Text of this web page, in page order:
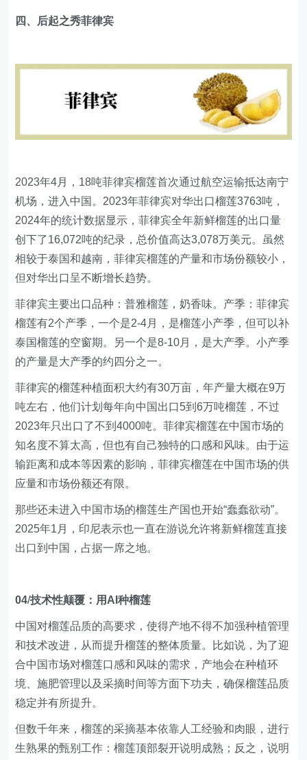
四、后起之秀菲律宾
2023年4月，18吨菲律宾榴莲首次通过航空运输抵达南宁
机场，进入中国。2023年菲律宾对华出口榴莲3763吨，
2024年的统计数据显示，菲律宾全年新鲜榴莲的出口量
创下了16,072吨的纪录，总价值高达3,078万美元。虽然
相较于泰国和越南，菲律宾榴莲的产量和市场份额较小，
但对华出口呈不断增长趋势。
菲律宾主要出口品种：普雅榴莲，奶香味。产季：菲律宾
榴莲有2个产季，一个是2-4月，是榴莲小产季，但可以补
泰国榴莲的空窗期。另一个是8-10月，是大产季。小产季
的产量是大产季的约四分之一。
菲律宾的榴莲种植面积大约有30万亩，年产量大概在9万
吨左右，他们计划每年向中国出口5到6万吨榴莲，不过
2023年只出口了不到4000吨。菲律宾榴莲在中国市场的
知名度不算太高，但也有自己独特的口感和风味。由于运
输距离和成本等因素的影响，菲律宾榴莲在中国市场的供
应量和市场份额还有限。
那些还未进入中国市场的榴莲生产国也开始“蠢蠢欲动”。
2025年1月，印尼表示也一直在游说允许将新鲜榴莲直接
出口到中国，占据一席之地。
04/技术性颠覆：用AI种榴莲
中国对榴莲品质的高要求，使得产地不得不加强种植管理
和技术改进，从而提升榴莲的整体质量。比如说，为了迎
合中国市场对榴莲口感和风味的需求，产地会在种植环
境、施肥管理以及采摘时间等方面下功夫，确保榴莲品质
稳定并有所提升。
但数千年来，榴莲的采摘基本依靠人工经验和肉眼，进行
生熟果的甄别工作：榴莲顶部裂开说明成熟；反之，说明